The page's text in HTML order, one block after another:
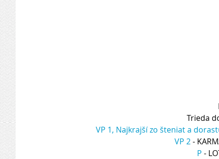
Trieda
VP 1, Najkrajší zo šteniat a
VP 2 -
P -